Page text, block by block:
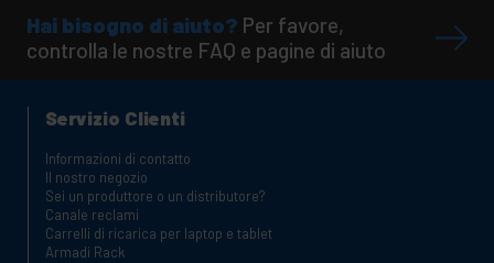
Hai bisogno di aiuto? Per favore,
controlla le nostre FAQ e pagine di aiuto
Servizio Clienti
Informazioni di contatto
Il nostro negozio
Sei un produttore o un distributore?
Canale reclami
Carrelli di ricarica per laptop e tablet
Armadi Rack